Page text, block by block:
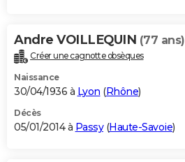
Andre VOILLEQUIN (77 ans)
Créer une cagnotte obsèques
Naissance
30/04/1936 à Lyon (Rhône)
Décès
05/01/2014 à Passy(Haute-Savoie)